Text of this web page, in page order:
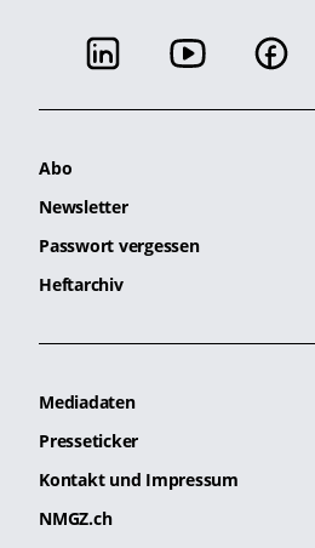
Abo
Newsletter
Passwort vergessen
Heftarchiv
Mediadaten
Presseticker
Kontakt und Impressum
NMGZ.ch